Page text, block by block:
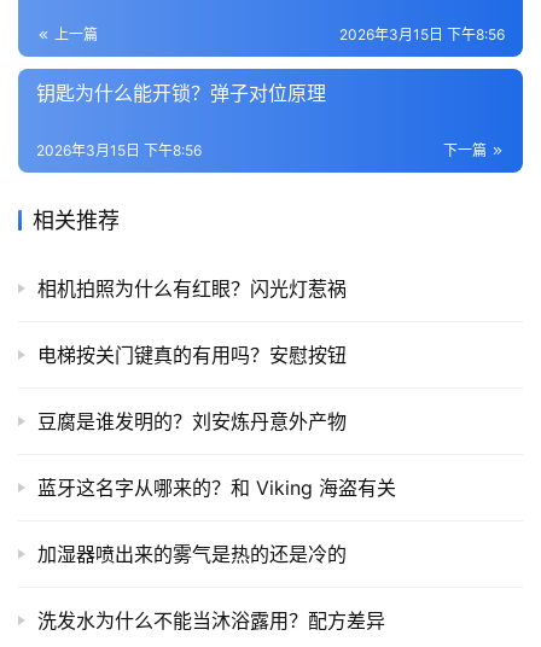
上一篇 2026年3月15日 下午8:56
钥匙为什么能开锁？弹子对位原理
下一篇
2026年3月15日 下午8:56
相关推荐
相机拍照为什么有红眼？闪光灯惹祸
电梯按关门键真的有用吗？安慰按钮
豆腐是谁发明的？刘安炼丹意外产物
蓝牙这名字从哪来的？和 Viking 海盗有关
加湿器喷出来的雾气是热的还是冷的
洗发水为什么不能当沐浴露用？配方差异